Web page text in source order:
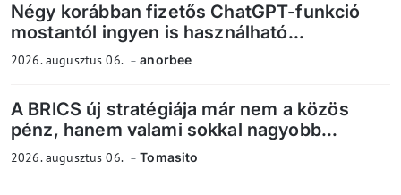
Négy korábban fizetős ChatGPT-funkció
mostantól ingyen is használható...
2026. augusztus 06. anorbee
A BRICS új stratégiája már nem a közös
pénz, hanem valami sokkal nagyobb...
2026. augusztus 06. Tomasito